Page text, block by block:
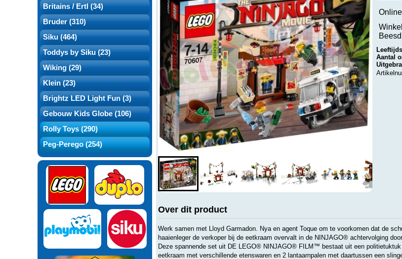
Britains / Ertl (34)
Bruder (310)
Siku (464)
Toddys by Siku (23)
Wiking (29)
Klein (23)
Brightz LED Light Fun (3)
Gebouw Kids Globe (106)
Rolly Toys (290)
Peg-Perego (254)
Online
Winkel
Beesd
Aantal
Over dit product
Werk samen met Lloyd Garmadon. Nya en agent Toque om te voorkomen dat de
haaienleger de verkoper bij de eetkraam overvalt in de NINJAGO® achtervolging
Deze spannende set uit DE LEGO® NINJAGO® FILM™ bestaat uit een
eetkraam met verschillende etenswaren en 2 lantaarnpalen met daartussen een